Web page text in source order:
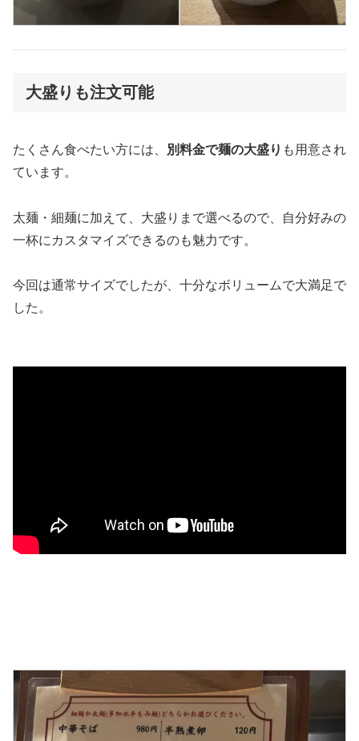
大盛りも注文可能
たくさん食べたい方には、 別料金で麺の大盛り も用意され
ています。
太麺・細麺に加えて、大盛りまで選べるので、自分好みの
一杯にカスタマイズできるのも魅力です。
今回は通常サイズでしたが、十分なボリュームで大満足で
した。